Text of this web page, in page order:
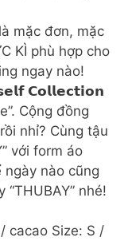
mặc đơn, mặc
KÌ phù hợp cho
ngay nào!
𝗖𝗼𝗹𝗹𝗲𝗰𝘁𝗶𝗼𝗻
Cộng đồng
nhỉ? Cùng tậu
với form áo
nào cũng
nhé!
cacao Size: S /